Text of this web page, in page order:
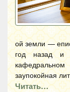
ой земли —
год назад и
заупокойная
Читать…